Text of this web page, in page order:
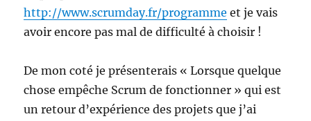
http://www.scrumday.fr/programme et je vais
avoir encore pas mal de difficulté à choisir !
De mon coté je présenterais « Lorsque quelque
chose empêche Scrum de fonctionner » qui est
un retour d’expérience des projets que j’ai